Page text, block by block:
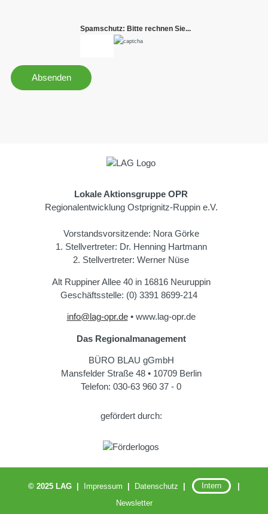
Spamschutz: Bitte rechnen Sie...
Lokale Aktionsgruppe OPR
Regionalentwicklung Ostprignitz-Ruppin e.V.
Vorstandsvorsitzende: Nora Görke
1. Stellvertreter: Dr. Henning Hartmann
2. Stellvertreter: Werner Nüse
Alt Ruppiner Allee 40 in 16816 Neuruppin
Geschäftsstelle: (0) 3391 8699-214
info@ lag-opr.de• www.lag-opr.de
Das Regionalmanagement
BÜRO BLAU gGmbH
Mansfelder Straße 48 • 10709 Berlin
Telefon: 030-63 960 37 - 0
gefördert durch:
© 2025 LAG | Impressum | Datenschutz | Intern
|
Newsletter